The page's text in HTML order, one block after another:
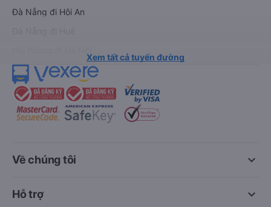
Đà Nẵng đi Hội An
Xem tất cả tuyến đường
keyboard_arrow_down
Về chúng tôi
keyboard_arrow_down
Hỗ trợ